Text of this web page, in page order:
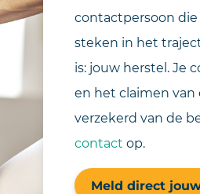
contactpersoon
steken in het
is: jouw herstel. Je
en het claimen van
verzekerd van de
contact op.
Meld direct